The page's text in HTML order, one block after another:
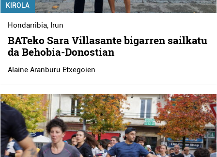
KIROLA
Hondarribia Irun
BATeko Sara Villasante bigarren sailkatu
da Behobia-Donostian
Alaine Aranburu Etxegoien